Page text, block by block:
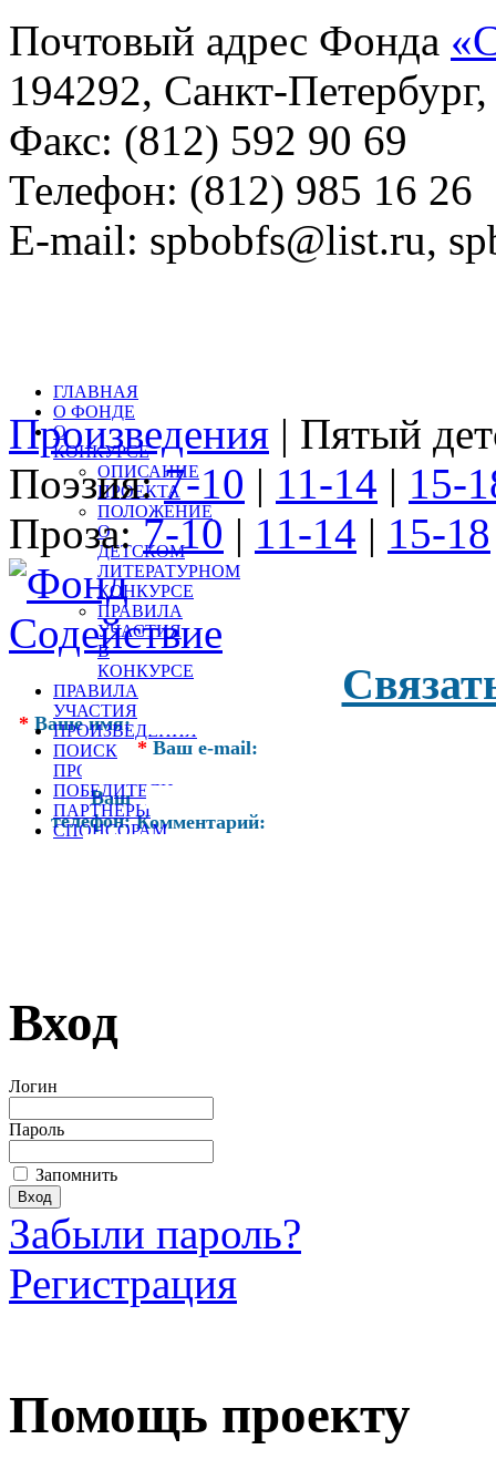
Почтовый адрес Фонда
194292, Санкт-
Факс: (812) 592 90 69
Телефон: (812) 985 16 26
E-mail: spbobfs@list.ru,
ГЛАВНАЯ
О ФОНДЕ
О
КОНКУРСЕ
ОПИСАНИЕ
ПРОЕКТА
ПОЛОЖЕНИЕ
О
ДЕТСКОМ
ЛИТЕРАТУРНОМ
КОНКУРСЕ
ПРАВИЛА
УЧАСТИЯ
В
КОНКУРСЕ
ПРАВИЛА
УЧАСТИЯ
ПРОИЗВЕДЕНИЯ
ПОИСК
ПРОИЗВЕДЕНИЙ
ПОБЕДИТЕЛИ
ПАРТНЕРЫ
СПОНСОРАМ
Произведения | Пятый
Поэзия:7-10 | 11-14 | 15-
Проза:7-10 | 11-14 | 15-18
* Ваше имя:
* Ваш e-mail:
Ваш
телефон: Комментарий:
Вход
Логин
Пароль
Запомнить
Забыли пароль?
Регистрация
Помощь проекту